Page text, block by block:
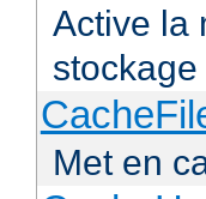
Active la
Met en